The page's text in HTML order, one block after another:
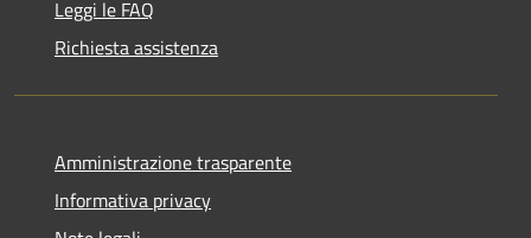
Leggi le FAQ
Richiesta assistenza
Amministrazione trasparente
Informativa privacy